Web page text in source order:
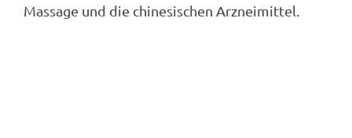
Massage und die chinesischen Arzneimittel.